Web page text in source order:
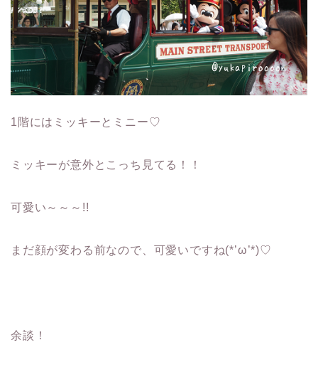
1階にはミッキーとミニー♡
ミッキーが意外とこっち見てる！！
可愛い～～～!!
まだ顔が変わる前なので、可愛いですね(*’ω’*)♡
余談！